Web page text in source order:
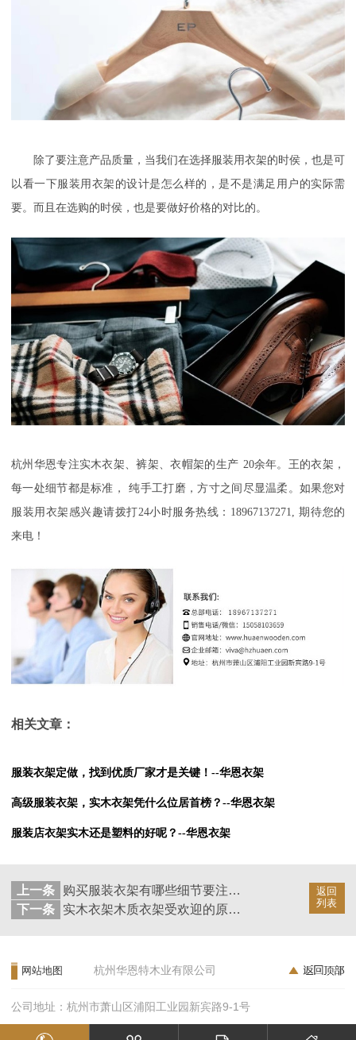
除了要注意产品质量，当我们在选择服装用衣架的时侯，也是可
以看一下服装用衣架的设计是怎么样的，是不是满足用户的实际需
要。而且在选购的时侯，也是要做好价格的对比的。
杭州华恩专注实木衣架、裤架、衣帽架的生产 20余年。 王的衣架，
每一处细节都是标准 ， 纯手工打磨，方寸之间尽显温柔 。如果您对
服装用衣架感兴趣请拨打24小时服务热线： 18967137271, 期待您的
来电！
相关文章：
服装衣架定做，找到优质厂家才是关键！--华恩衣架
高级服装衣架，实木衣架凭什么位居首榜？--华恩衣架
服装店衣架实木还是塑料的好呢？--华恩衣架
返回
列表
上一条
购买服装衣架有哪些细节要注意？--华恩衣架
下一条
实木衣架木质衣架受欢迎的原因有哪些？--华恩衣架
网站地图 杭州华恩特木业有限公司
公司地址：杭州市萧山区浦阳工业园新宾路9-1号